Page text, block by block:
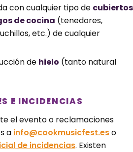
con cualquier tipo de cubiertos
de cocina (tenedores,
etc.) de cualquier
de hielo (tanto natural
E INCIDENCIAS
el evento o reclamaciones
a info@cookmusicfest.eso
de incidencias. Existen